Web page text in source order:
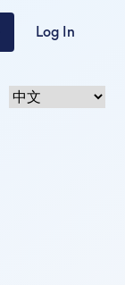
Log In